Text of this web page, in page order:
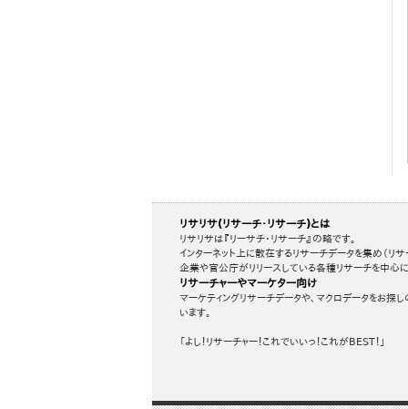
リサリサ(リサーチ・リサーチ)とは
リサリサは『リーサチ・リサーチ』の略です。
インターネット上に散在するリサーチデータを集め（リ
企業や官公庁がリリースしている各種リサーチを中心
リサーチャーやマーケター向け
マーケティングリサーチデータや、マクロデータをお探
います。
「よし！リサーチャー！これでいいっ！これがBEST！」